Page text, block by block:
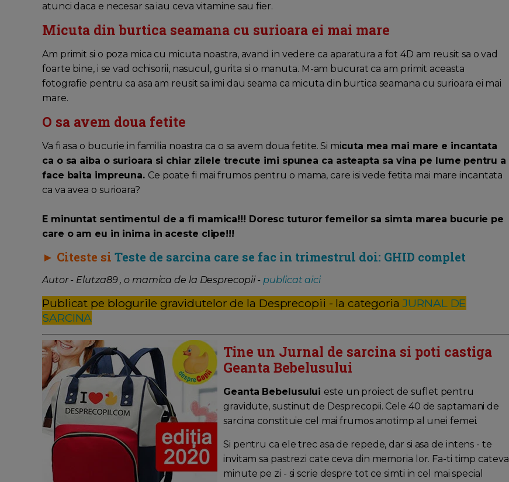
atunci daca e necesar sa iau ceva vitamine sau fier.
Micuta din burtica seamana cu surioara ei mai mare
Am primit si o poza mica cu micuta noastra, avand in vedere ca aparatura a fot 4D am reusit sa o vad
foarte bine, i se vad ochisorii, nasucul, gurita si o manuta. M-am bucurat ca am primit aceasta
fotografie pentru ca asa am reusit sa imi dau seama ca micuta din burtica seamana cu surioara ei mai
mare.
O sa avem doua fetite
Va fi asa o bucurie in familia noastra ca o sa avem doua fetite. Si micuta mea mai mare e incantata
ca o sa aiba o surioara si chiar zilele trecute imi spunea ca asteapta sa vina pe lume pentru a
face baita impreuna. Ce poate fi mai frumos pentru o mama, care isi vede fetita mai mare incantata
ca va avea o surioara?
E minuntat sentimentul de a fi mamica!!! Doresc tuturor femeilor sa simta marea bucurie pe
care o am eu in inima in aceste clipe!!!
► Citeste si Teste de sarcina care se fac in trimestrul doi: GHID complet
Autor - Elutza89 , o mamica de la Desprecopii -publicat aici
Publicat pe blogurile gravidutelor de la Desprecopii - la categoriaJURNAL DE
SARCINA
Tine un Jurnal de sarcina si poti castiga
Geanta Bebelusului
Geanta Bebelusului este un proiect de suflet pentru
gravidute, sustinut de Desprecopii. Cele 40 de saptamani de
sarcina constituie cel mai frumos anotimp al unei femei.
Si pentru ca ele trec asa de repede, dar si asa de intens - te
invitam sa pastrezi cate ceva din memoria lor. Fa-ti timp cateva
minute pe zi - si scrie despre tot ce simti in cel mai special